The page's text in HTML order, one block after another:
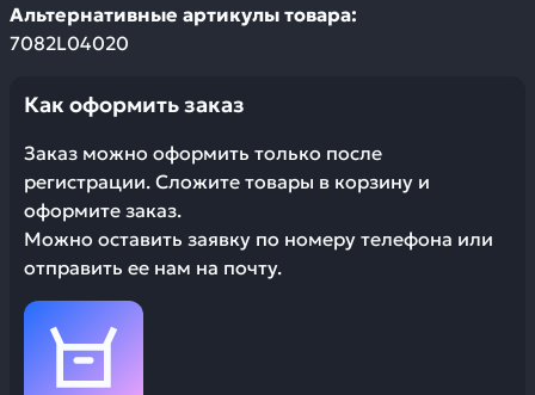
Альтернативные артикулы товара:
7082L04020
Как оформить заказ
Заказ можно оформить только после
регистрации. Сложите товары в корзину и
оформите заказ.
Можно оставить заявку по номеру телефона или
отправить ее нам на почту.